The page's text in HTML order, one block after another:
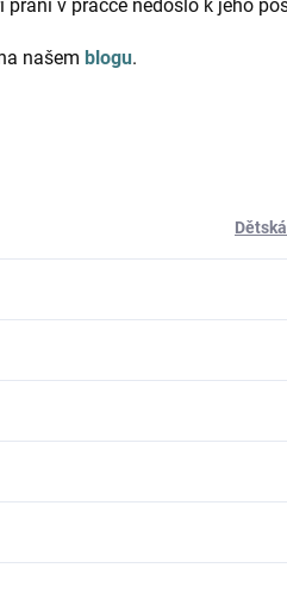
v pračce nedošlo k jeho
našem blogu.